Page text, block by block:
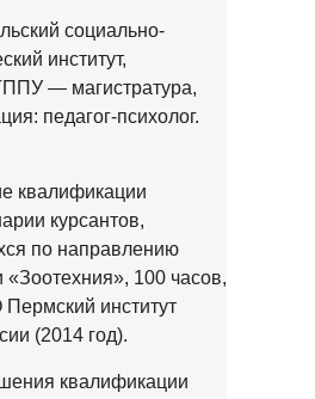
социально-
институт,
— магистратура,
педагог-психолог.
квалификации
курсантов,
по направлению
«Зоотехния», 100 часов,
институт
(2014 год).
квалификации